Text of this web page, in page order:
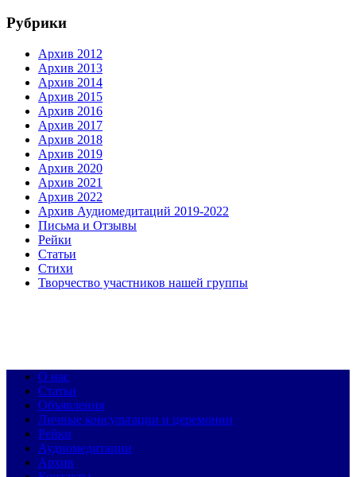
Рубрики
Архив 2012
Архив 2013
Архив 2014
Архив 2015
Архив 2016
Архив 2017
Архив 2018
Архив 2019
Архив 2020
Архив 2021
Архив 2022
Архив Аудиомедитаций 2019-2022
Письма и Отзывы
Рейки
Статьи
Стихи
Творчество участников нашей группы
О нас
Статьи
Объявления
Личные консультации и церемонии
Рейки
Аудиомедитации
Архив